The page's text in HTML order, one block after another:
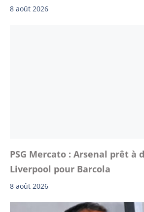
8 août 2026
PSG Mercato : Arsenal prêt à
Liverpool pour Barcola
8 août 2026